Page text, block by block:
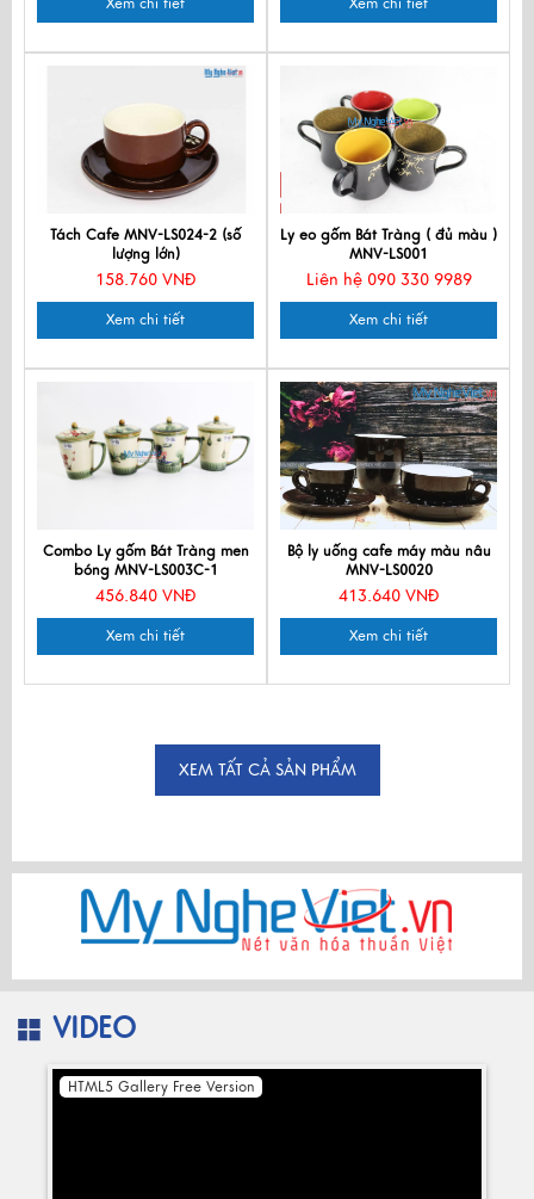
Tách Cafe MNV-LS024-2 (số
lượng lớn)
158.760 VNĐ
Xem chi tiết
Ly eo gốm Bát Tràng ( đủ màu )
MNV-LS001
Liên hệ 090 330 9989
Xem chi tiết
Combo Ly gốm Bát Tràng men
bóng MNV-LS003C-1
456.840 VNĐ
Xem chi tiết
Bộ ly uống cafe máy màu nâu
MNV-LS0020
413.640 VNĐ
Xem chi tiết
XEM TẤT CẢ SẢN PHẨM
VIDEO
HTML5 Gallery Free Version